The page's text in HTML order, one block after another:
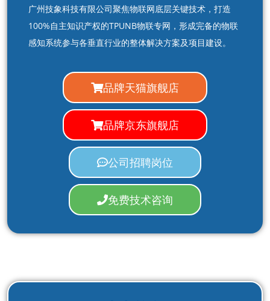
广州技象科技有限公司聚焦物联网底层关键技术，打造
100%自主知识产权的TPUNB物联专网，形成完备的物联
感知系统参与各垂直行业的整体解决方案及项目建设。
品牌天猫旗舰店
品牌京东旗舰店
公司招聘岗位
免费技术咨询